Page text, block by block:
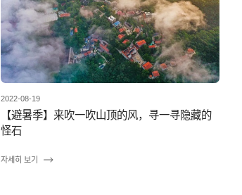
2022-08-19
【避暑季】来吹一吹山顶的风，寻一寻隐藏的
怪石
자세히 보기